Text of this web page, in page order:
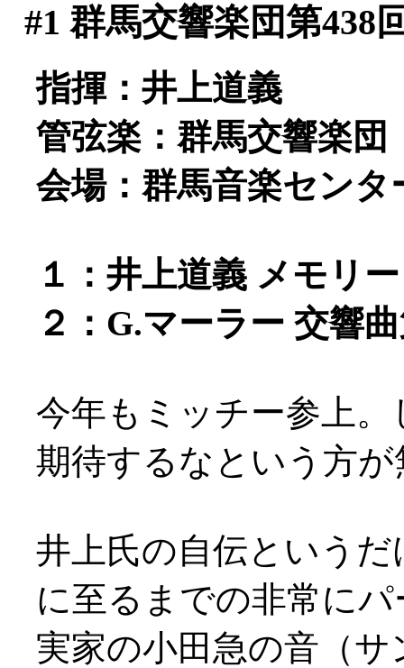
#1 群馬交響楽団第438
指揮：井上道義
管弦楽：群馬交響楽団
会場：群馬音楽センタ
１：井上道義 メモリ
２：G.マーラー 交響
今年もミッチー参上
期待するなという方
井上氏の自伝という
に至るまでの非常に
実家の小田急の音（